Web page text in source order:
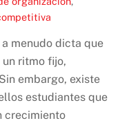
menudo dicta que
ritmo fijo,
embargo, existe
estudiantes que
crecimiento